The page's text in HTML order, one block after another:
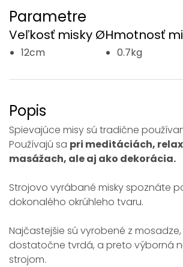
Parametre
Veľkosť misky Ø
12cm
Hmotnosť
0.7kg
Popis
Spievajúce misy sú tradične
Používajú sa pri meditáciách,
masážach, ale aj ako dekorácia.
Strojovo vyrábané misky spoznáte
dokonalého okrúhleho tvaru.
Najčastejšie sú vyrobené z
dostatočne tvrdá, a preto výborná
strojom.